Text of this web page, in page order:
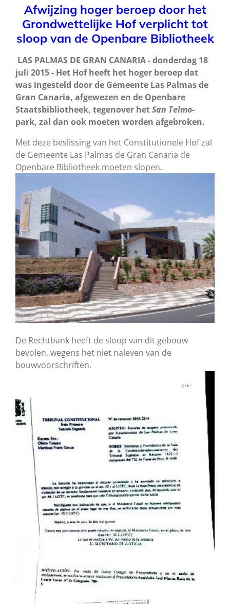
Afwijzing hoger beroep door het
Grondwettelijke Hof verplicht tot
sloop van de Openbare Bibliotheek
LAS PALMAS DE GRAN CANARIA - donderdag 18
juli 2015 - Het Hof heeft het hoger beroep dat
was ingesteld door de Gemeente Las Palmas de
Gran Canaria, afgewezen en de Openbare
Staatsbibliotheek, tegenover hetSan Telmo-
park, zal dan ook moeten worden afgebroken.
Met deze beslissing van het Constitutionele Hof zal
de Gemeente Las Palmas de Gran Canaria de
Openbare Bibliotheek moeten slopen.
De Rechtbank heeft de sloop van dit gebouw
bevolen, wegens het niet naleven van de
bouwvoorschriften.